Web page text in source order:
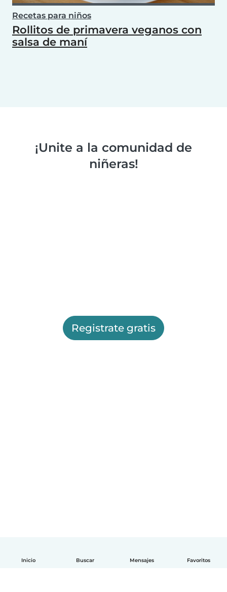
Inicio Buscar Mensajes Favoritos
Recetas para niños
Rollitos de primavera veganos con
salsa de maní
¡Unite a la comunidad de
niñeras!
Registrate gratis